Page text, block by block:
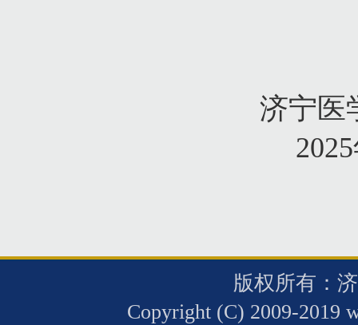
济宁医学院继
2025
版权所有：
Copyright (C) 2009-2019